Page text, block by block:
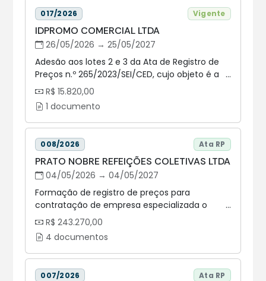
017/2026 Vigente
IDPROMO COMERCIAL LTDA
26/05/2026 → 25/05/2027
Adesão aos lotes 2 e 3 da Ata de Registro de
Preços n.º 265/2023/SEI/CED, cujo objeto é a
prestação de serviço de empresa
especializada em confecção de porta
crachás e cordões personalizados para
crachás, para atender a demanda da
Assembleia Legislativa do Estado do Paraná –
ALEP
R$ 15.820,00
1 documento
008/2026 Ata RP
PRATO NOBRE REFEIÇÕES COLETIVAS LTDA
04/05/2026 → 04/05/2027
Formação de registro de preços para
contratação de empresa especializada o
fornecimento de coffee break, coquetel, kit
lanche e refeições prontas tipo “marmitex”,
conforme demanda, para atender as
necessidades da Assembleia Legislativa do
Estado do Paraná - ALEP. LOTE 1 - Coffee Break
R$ 243.270,00
4 documentos
007/2026 Ata RP